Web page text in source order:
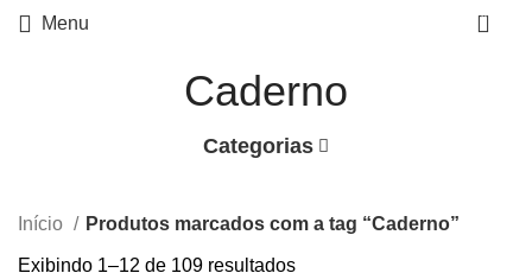
Menu 0
Caderno
Categorias
Início Produtos marcados com a tag “Caderno”
Exibindo 1–12 de 109 resultados